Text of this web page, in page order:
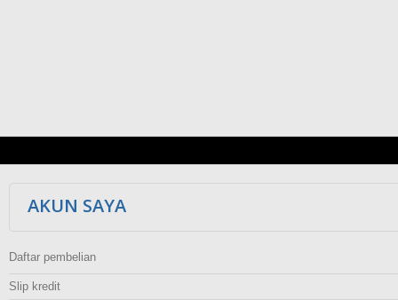
AKUN SAYA
Daftar pembelian
Slip kredit